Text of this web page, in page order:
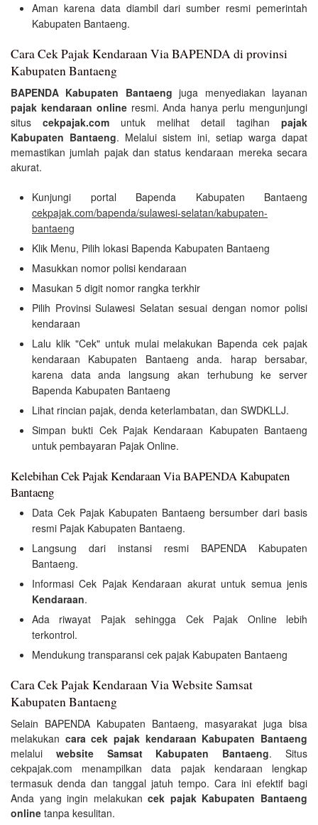
Aman karena data diambil dari sumber resmi pemerintah
Kabupaten Bantaeng.
Cara Cek Pajak Kendaraan Via BAPENDA di provinsi
Kabupaten Bantaeng
BAPENDA Kabupaten Bantaeng juga menyediakan layanan
pajak kendaraan onlineresmi. Anda hanya perlu mengunjungi
situs cekpajak.com untuk melihat detail tagihan pajak
Kabupaten Bantaeng. Melalui sistem ini, setiap warga dapat
memastikan jumlah pajak dan status kendaraan mereka secara
akurat.
Kunjungi portal Bapenda Kabupaten Bantaeng
cekpajak.com/bapenda/sulawesi-selatan/kabupaten-
bantaeng
Klik Menu, Pilih lokasi Bapenda Kabupaten Bantaeng
Masukkan nomor polisi kendaraan
Masukan 5 digit nomor rangka terkhir
Pilih Provinsi Sulawesi Selatan sesuai dengan nomor polisi
kendaraan
Lalu klik "Cek" untuk mulai melakukan Bapenda cek pajak
kendaraan Kabupaten Bantaeng anda. harap bersabar,
karena data anda langsung akan terhubung ke server
Bapenda Kabupaten Bantaeng
Lihat rincian pajak, denda keterlambatan, dan SWDKLLJ.
Simpan bukti Cek Pajak Kendaraan Kabupaten Bantaeng
untuk pembayaran Pajak Online.
Kelebihan Cek Pajak Kendaraan Via BAPENDA Kabupaten
Bantaeng
Data Cek Pajak Kabupaten Bantaeng bersumber dari basis
resmi Pajak Kabupaten Bantaeng.
Langsung dari instansi resmi BAPENDA Kabupaten
Bantaeng.
Informasi Cek Pajak Kendaraan akurat untuk semua jenis
Kendaraan.
Ada riwayat Pajak sehingga Cek Pajak Online lebih
terkontrol.
Mendukung transparansi cek pajak Kabupaten Bantaeng
Cara Cek Pajak Kendaraan Via Website Samsat
Kabupaten Bantaeng
Selain BAPENDA Kabupaten Bantaeng, masyarakat juga bisa
melakukan cara cek pajak kendaraan Kabupaten Bantaeng
melalui website Samsat Kabupaten Bantaeng. Situs
cekpajak.com menampilkan data pajak kendaraan lengkap
termasuk denda dan tanggal jatuh tempo. Cara ini efektif bagi
Anda yang ingin melakukancek pajak Kabupaten Bantaeng
online tanpa kesulitan.